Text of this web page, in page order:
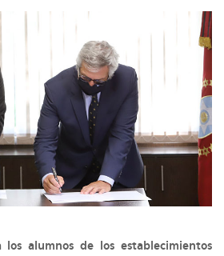
alumnos de los establecimientos